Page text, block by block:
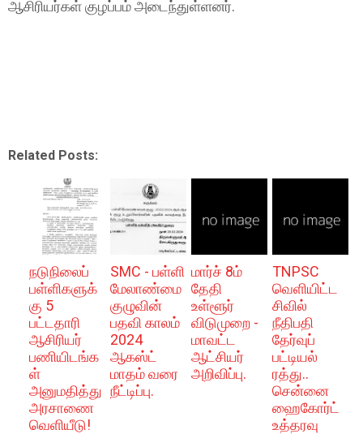
ஆசிரியர்கள் குழப்பம் அடைந்துள்ளனர்.
Related Posts:
நடுநிலைப்
பள்ளிகளுக்
கு 5
பட்டதாரி
ஆசிரியர்
பணியிடங்க
ள்
அனுமதித்து
அரசாணை
வெளியீடு!
SMC - பள்ளி
மேலாண்மை
குழுவின்
பதவி காலம்
2024
ஆகஸ்ட்
மாதம் வரை
நீட்டிப்பு.
மார்ச் 8ம்
தேதி
உள்ளூர்
விடுமுறை -
மாவட்ட
ஆட்சியர்
அறிவிப்பு.
TNPSC
வெளியிட்ட
சிவில்
நீதிபதி
தேர்வுப்
பட்டியல்
ரத்து..
சென்னை
ஹைகோர்ட்
உத்தரவு